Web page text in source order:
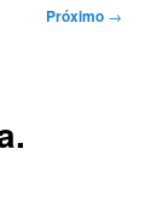
Próximo →